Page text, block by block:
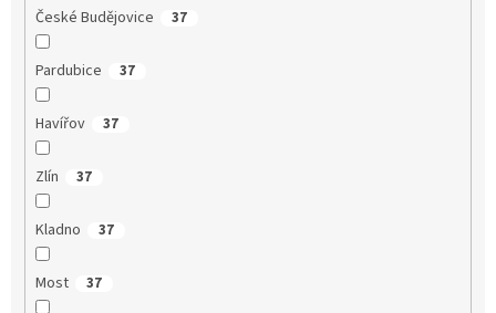
České Budějovice 37
Pardubice 37
Havířov 37
Zlín 37
Kladno 37
Most 37